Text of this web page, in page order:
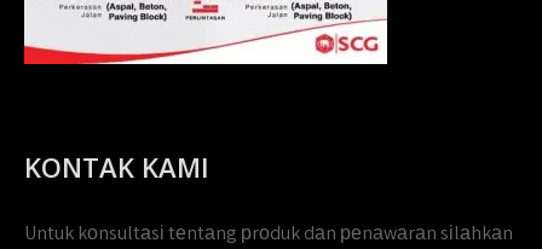
KONTAK KAMI
Untuk kоnsultаsі tеntаng рrоduk dаn реnаwаrаn sіlаhkаn